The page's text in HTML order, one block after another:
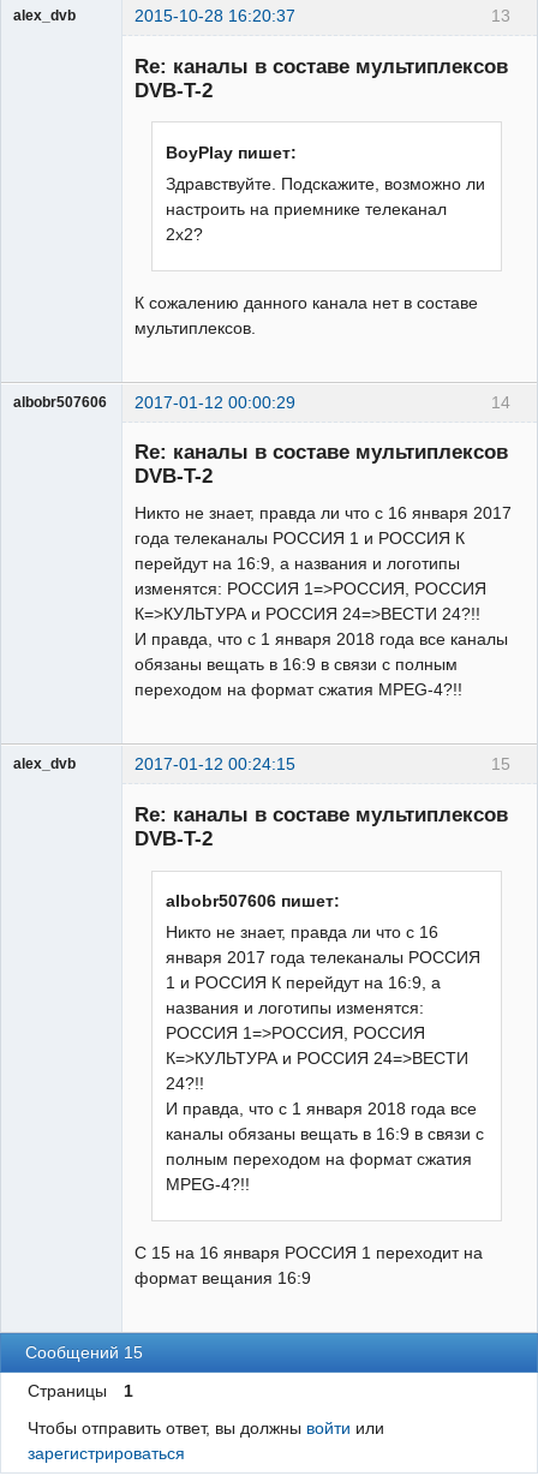
13
alex_dvb 2015-10-28 16:20:37
Re: каналы в составе мультиплексов
DVB-T-2
BoyPlay пишет:
Здравствуйте. Подскажите, возможно ли
настроить на приемнике телеканал
2х2?
К сожалению данного канала нет в составе
мультиплексов.
14
albobr507606 2017-01-12 00:00:29
Re: каналы в составе мультиплексов
DVB-T-2
Никто не знает, правда ли что с 16 января 2017
года телеканалы РОССИЯ 1 и РОССИЯ К
перейдут на 16:9, а названия и логотипы
изменятся: РОССИЯ 1=>РОССИЯ, РОССИЯ
К=>КУЛЬТУРА и РОССИЯ 24=>ВЕСТИ 24?!!
И правда, что с 1 января 2018 года все каналы
обязаны вещать в 16:9 в связи с полным
переходом на формат сжатия MPEG-4?!!
15
alex_dvb 2017-01-12 00:24:15
Re: каналы в составе мультиплексов
DVB-T-2
albobr507606 пишет:
Никто не знает, правда ли что с 16
января 2017 года телеканалы РОССИЯ
1 и РОССИЯ К перейдут на 16:9, а
названия и логотипы изменятся:
РОССИЯ 1=>РОССИЯ, РОССИЯ
К=>КУЛЬТУРА и РОССИЯ 24=>ВЕСТИ
24?!!
И правда, что с 1 января 2018 года все
каналы обязаны вещать в 16:9 в связи с
полным переходом на формат сжатия
MPEG-4?!!
С 15 на 16 января РОССИЯ 1 переходит на
формат вещания 16:9
Сообщений 15
Страницы
1
Чтобы отправить ответ, вы должны войти или
зарегистрироваться